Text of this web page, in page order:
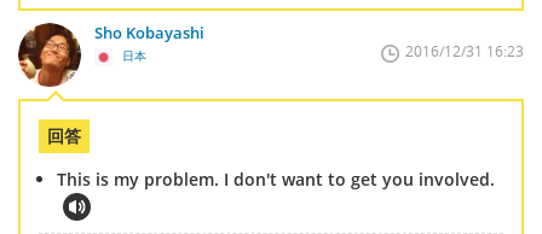
Sho Kobayashi
日本 2016/12/31 16:23
回答
This is my problem. I don't want to get you involved.